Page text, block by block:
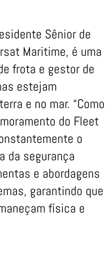
Sênior de
Maritime, é uma
frota e gestor de
estejam
e no mar. “Como
do Fleet
o
da segurança
e abordagens
garantindo que
física e